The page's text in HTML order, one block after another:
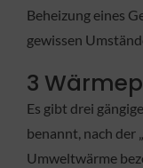
Beheizung eines
gewissen
3
Es gibt drei
benannt, nach der
Umweltwärme